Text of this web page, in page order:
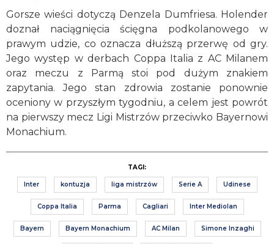
Gorsze wieści dotyczą Denzela Dumfriesa. Holender
doznał naciągnięcia ścięgna podkolanowego w
prawym udzie, co oznacza dłuższą przerwę od gry.
Jego występ w derbach Coppa Italia z AC Milanem
oraz meczu z Parmą stoi pod dużym znakiem
zapytania. Jego stan zdrowia zostanie ponownie
oceniony w przyszłym tygodniu, a celem jest powrót
na pierwszy mecz Ligi Mistrzów przeciwko Bayernowi
Monachium.
TAGI:
Inter kontuzja liga mistrzów Serie A Udinese
Coppa Italia Parma Cagliari Inter Mediolan
Bayern Bayern Monachium AC Milan Simone Inzaghi